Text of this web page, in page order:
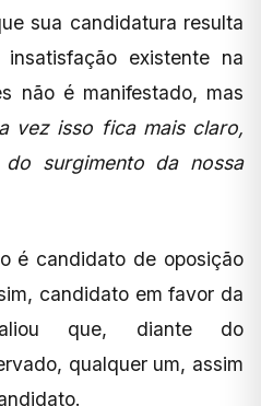
sua candidatura resulta
existente na
não é manifestado, mas
vez isso fica mais claro,
do surgimento da nossa
é candidato de oposição
candidato em favor da
que, diante do
qualquer um, assim